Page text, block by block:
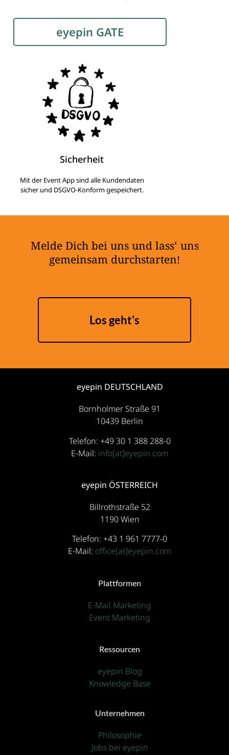
eyepin GATE
Sicherheit
Mit der Event App sind alle Kundendaten
sicher und DSGVO-Konform gespeichert.
Melde Dich bei uns und lass‘ uns
gemeinsam durchstarten!
Los geht's
eyepin DEUTSCHLAND
Bornholmer Straße 91
10439 Berlin
Telefon: +49 30 1 388 288-0
E-Mail: info[at]eyepin.com
eyepin ÖSTERREICH
Billrothstraße 52
1190 Wien
Telefon: +43 1 961 7777-0
E-Mail: office[at]eyepin.com
Plattformen
E-Mail Marketing
Event Marketing
Ressourcen
eyepin Blog
Knowledge Base
Unternehmen
Philosophie
Jobs bei eyepin